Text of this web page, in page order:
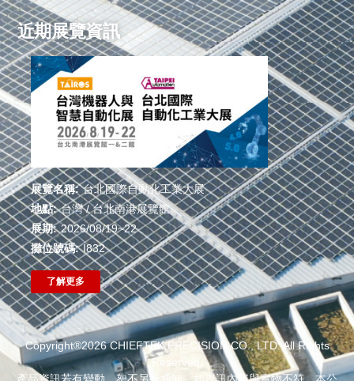
近期展覽資訊
展覽名稱: 台北國際自動化工業大展
地點: 台灣 / 台北南港展覽館
展期: 2026/08/19~22
攤位號碼: I832
了解更多
Copyright®2026 CHIEFTEK PRECISION CO., LTD. All Rights
Reserved.
產品資訊若有變動，恕不另行通知。如資訊內容與實物不符，本公